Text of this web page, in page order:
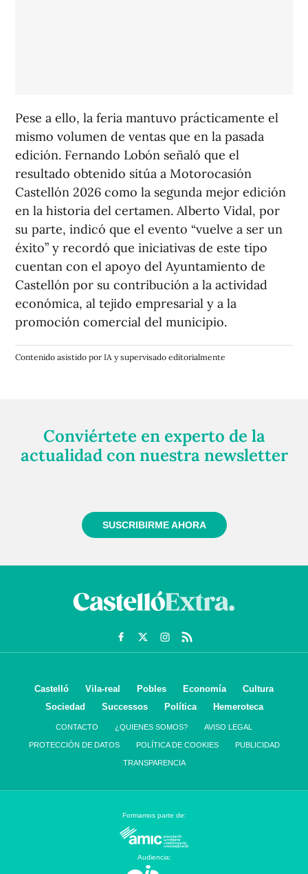
Pese a ello, la feria mantuvo prácticamente el
mismo volumen de ventas que en la pasada
edición. Fernando Lobón señaló que el
resultado obtenido sitúa a Motorocasión
Castellón 2026 como la segunda mejor edición
en la historia del certamen. Alberto Vidal, por
su parte, indicó que el evento “vuelve a ser un
éxito” y recordó que iniciativas de este tipo
cuentan con el apoyo del Ayuntamiento de
Castellón por su contribución a la actividad
económica, al tejido empresarial y a la
promoción comercial del municipio.
Contenido asistido por IA y supervisado editorialmente
Conviértete en experto de la
actualidad con nuestra newsletter
SUSCRIBIRME AHORA
Castelló Vila-real Pobles Economía
Cultura
Sociedad
Successos Política Hemeroteca
CONTACTO ¿QUIENES SOMOS? AVISO LEGAL
PROTECCIÓN DE DATOS POLÍTICA DE COOKIES PUBLICIDAD
TRANSPARENCIA
Formamos parte de:
Audiencia: